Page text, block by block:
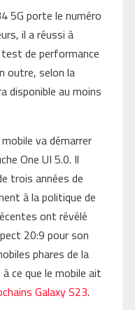
5G porte le numéro
il a réussi à
de performance
outre, selon la
disponible au moins
va démarrer
One UI 5.0. Il
trois années de
à la politique de
ont révélé
20:9 pour son
phares de la
ce que le mobile ait
Galaxy S23.